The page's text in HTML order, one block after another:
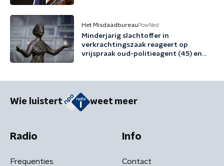
Het Misdaadbureau PowNed
Minderjarig slachtoffer in
verkrachtingszaak reageert op
vrijspraak oud-politieagent (45) en
Wie luistert weet meer
Radio
Frequenties
Info
Contact